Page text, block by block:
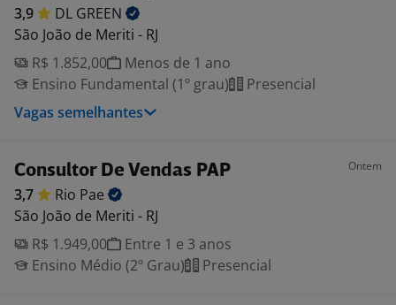
3,9 DL GREEN
São João de Meriti - RJ
R$ 1.852,00
Menos de 1 ano
Ensino Fundamental (1º grau)
Presencial
Vagas semelhantes
Consultor De Vendas PAP Ontem
3,7 Rio Pae
São João de Meriti - RJ
R$ 1.949,00
Entre 1 e 3 anos
Ensino Médio (2º Grau)
Presencial